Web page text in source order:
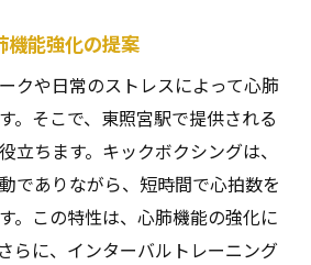
機能強化の提案
クや日常のストレスによって心肺
。そこで、東照宮駅で提供される
立ちます。キックボクシングは、
でありながら、短時間で心拍数を
。この特性は、心肺機能の強化に
らに、インターバルトレーニング